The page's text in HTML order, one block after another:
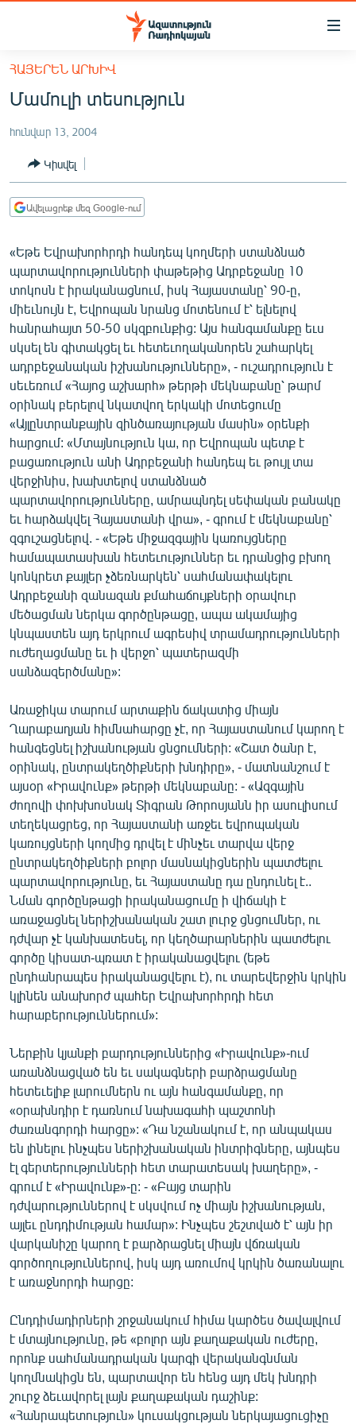
Մատչելիության
հիմնական
բովանդակությանը
հիմնական
մենյուին
Որոնում
ՀԱՅԱՍՏԱՆ
ՔԱՂԱՔԱԿԱՆ
ԸՆՏՐՈՒԹՅՈՒՆՆԵՐ 2026
ԻՐԱՎՈՒՆՔ
ՏՆՏԵՍՈՒԹՅՈՒՆ
ՂԱՐԱԲԱՂ
ՊԱՏԵՐԱԶՄԻ 6 ՇԱԲԱԹՆԵՐԸ
ՏԱՐԱԾԱՇՐՋԱՆ
ՄԻՋԱԶԳԱՅԻՆ
ՄՇԱԿՈՒՅԹ
ՍՊՈՐՏ
ՄԵԿՆԱԲԱՆՈՒԹՅՈՒՆ
ՏՏ ԵՒ ԻՆՏԵՐՆԵՏ
ԿՈՐՈՆԱՎԻՐՈՒՍ
ԱՐԽԻՎ
ՏԵՍԱՆՅՈՒԹԵՐ
ԲԱՆԱՎԵՃ
ՁԳՏԵԼՈՎ ԼԱՎԱԳՈՒՅՆԻՆ
ՓՈԴՔԱՍԹ
English
Русский
ՀԵՏԵՎԵՔ ՄԵԶ
«Ազատության» բոլոր կայքերը
ՀԱՅԵՐԵՆ ԱՐԽԻՎ
Մամուլի տեսություն
հունվար 13, 2004
Կիսվել
Ավելացրեք մեզ Google-ում
«Եթե Եվրախորհրդի հանդեպ կողմերի ստանձնած
պարտավորությունների փաթեթից Ադրբեջանը 10
տոկոսն է իրականացնում, իսկ Հայաստանը՝ 90-ը,
միեւնույն է, Եվրոպան նրանց մոտենում է՝ ելնելով
հանրահայտ 50-50 սկզբունքից: Այս հանգամանքը եւս
սկսել են գիտակցել եւ հետեւողականորեն շահարկել
ադրբեջանական իշխանությունները», - ուշադրություն է
սեւեռում «Հայոց աշխարհ» թերթի մեկնաբանը՝ թարմ
օրինակ բերելով նկատվող երկակի մոտեցումը
«Այլընտրանքային զինծառայության մասին» օրենքի
հարցում: «Մտայնություն կա, որ Եվրոպան պետք է
բացառություն անի Ադրբեջանի հանդեպ եւ թույլ տա
վերջինիս, խախտելով ստանձնած
պարտավորությունները, ամրապնդել սեփական բանակը
եւ հարձակվել Հայաստանի վրա», - գրում է մեկնաբանը՝
զգուշացնելով. - «Եթե միջազգային կառույցները
համապատասխան հետեւություններ եւ դրանցից բխող
կոնկրետ քայլեր չձեռնարկեն՝ սահմանափակելու
Ադրբեջանի զանազան քմահաճույքների օրավուր
մեծացման ներկա գործընթացը, ապա ակամայից
կնպաստեն այդ երկրում ագրեսիվ տրամադրությունների
ուժեղացմանը եւ ի վերջո՝ պատերազմի
սանձազերծմանը»:
Առաջիկա տարում արտաքին ճակատից միայն
Ղարաբաղյան հիմնահարցը չէ, որ Հայաստանում կարող է
հանգեցնել իշխանության ցնցումների: «Շատ ծանր է,
օրինակ, ընտրակեղծիքների խնդիրը», - մատնանշում է
այսօր «Իրավունք» թերթի մեկնաբանը: - «Ազգային
ժողովի փոխխոսնակ Տիգրան Թորոսյանն իր ասուլիսում
տեղեկացրեց, որ Հայաստանի առջեւ եվրոպական
կառույցների կողմից դրվել է մինչեւ տարվա վերջ
ընտրակեղծիքների բոլոր մասնակիցներին պատժելու
պարտավորությունը, եւ Հայաստանը դա ընդունել է..
Նման գործընթացի իրականացումը ի վիճակի է
առաջացնել ներիշխանական շատ լուրջ ցնցումներ, ու
դժվար չէ կանխատեսել, որ կեղծարարներին պատժելու
գործը կիսատ-պռատ է իրականացվելու (եթե
ընդհանրապես իրականացվելու է), ու տարեվերջին կրկին
կլինեն անախորժ պահեր Եվրախորհրդի հետ
հարաբերություններում»:
Ներքին կյանքի բարդություններից «Իրավունք»-ում
առանձնացված են եւ սակագների բարձրացմանը
հետեւելիք լարումներն ու այն հանգամանքը, որ
«օրախնդիր է դառնում նախագահի պաշտոնի
ժառանգորդի հարցը»: «Դա նշանակում է, որ անպակաս
են լինելու ինչպես ներիշխանական ինտրիգները, այնպես
էլ գերտերությունների հետ տարատեսակ խաղերը», -
գրում է «Իրավունք»-ը: - «Բայց տարին
դժվարություններով է սկսվում ոչ միայն իշխանության,
այլեւ ընդդիմության համար»: Ինչպես շեշտված է՝ այն իր
վարկանիշը կարող է բարձրացնել միայն վճռական
գործողություններով, իսկ այդ առումով կրկին ծառանալու
է առաջնորդի հարցը:
Ընդդիմադիրների շրջանակում հիմա կարծես ծավալվում
է մտայնությունը, թե «բոլոր այն քաղաքական ուժերը,
որոնք սահմանադրական կարգի վերականգնման
կողմնակիցն են, պարտավոր են հենց այդ մեկ խնդրի
շուրջ ձեւավորել լայն քաղաքական դաշինք:
«Հանրապետություն» կուսակցության ներկայացուցիչը